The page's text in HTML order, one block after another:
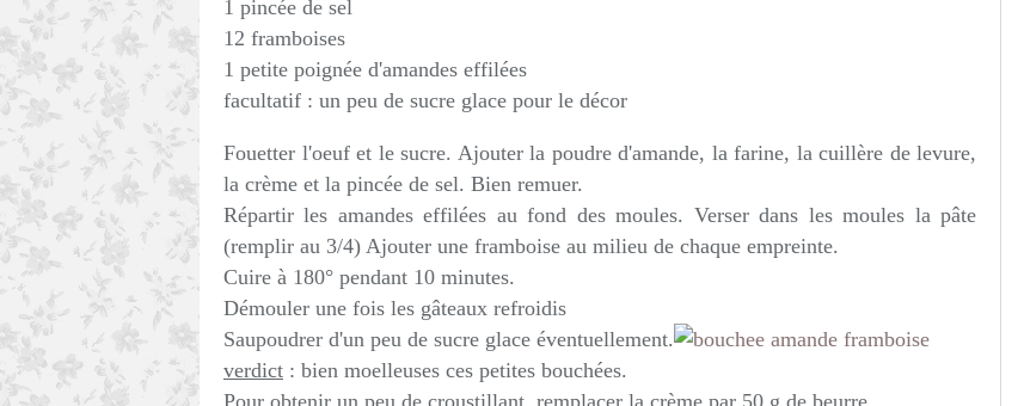
1 pincée de sel
12 framboises
1 petite poignée d'amandes effilées
facultatif : un peu de sucre glace pour le décor
Fouetter l'oeuf et le sucre. Ajouter la poudre d'amande, la farine, la cuillère de levure,
la crème et la pincée de sel. Bien remuer.
Répartir les amandes effilées au fond des moules. Verser dans les moules la pâte
(remplir au 3/4) Ajouter une framboise au milieu de chaque empreinte.
Cuire à 180° pendant 10 minutes.
Démouler une fois les gâteaux refroidis
Saupoudrer d'un peu de sucre glace éventuellement.
verdict : bien moelleuses ces petites bouchées.
Pour obtenir un peu de croustillant, remplacer la crème par 50 g de beurre.